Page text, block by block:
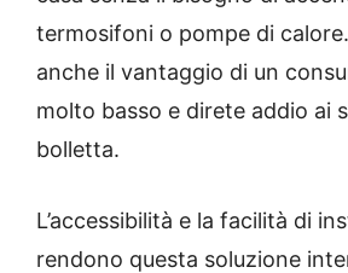
termosifoni o pompe di
anche il vantaggio di un
molto basso e direte addio ai
bolletta.
L’accessibilità e la facilità di
rendono questa soluzione